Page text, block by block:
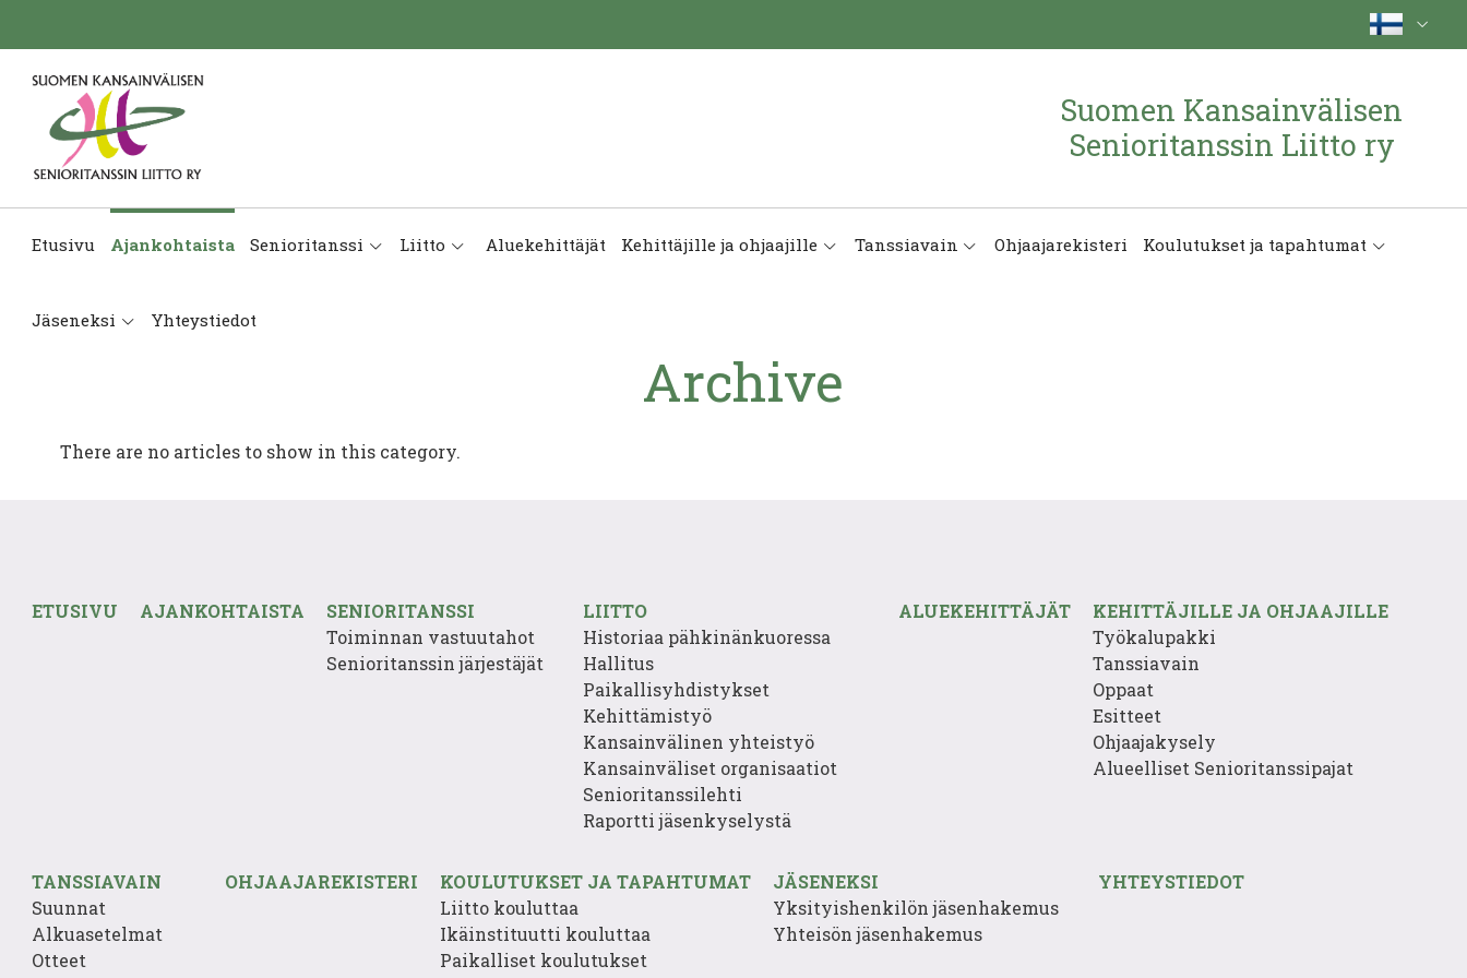
Suomen Kansainvälisen
Senioritanssin Liitto ry
Etusivu Ajankohtaista Senioritanssi Liitto Aluekehittäjät Kehittäjille ja ohjaajille Tanssiavain Ohjaajarekisteri Koulutukset ja tapahtumat
Jäseneksi Yhteystiedot
Archive
There are no articles to show in this category.
ETUSIVU AJANKOHTAISTA
SENIORITANSSI
Toiminnan vastuutahot
Senioritanssin järjestäjät
LIITTO
Historiaa pähkinänkuoressa
Hallitus
Paikallisyhdistykset
Kehittämistyö
Kansainvälinen yhteistyö
Kansainväliset organisaatiot
Senioritanssilehti
Raportti jäsenkyselystä
ALUEKEHITTÄJÄT
KEHITTÄJILLE JA OHJAAJILLE
Työkalupakki
Tanssiavain
Oppaat
Esitteet
Ohjaajakysely
Alueelliset Senioritanssipajat
TANSSIAVAIN
Suunnat
Alkuasetelmat
Otteet
OHJAAJAREKISTERI
KOULUTUKSET JA TAPAHTUMAT
Liitto kouluttaa
Ikäinstituutti kouluttaa
Paikalliset koulutukset
JÄSENEKSI
Yksityishenkilön jäsenhakemus
Yhteisön jäsenhakemus
YHTEYSTIEDOT